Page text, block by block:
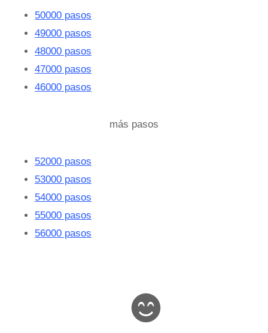
50000 pasos
49000 pasos
48000 pasos
47000 pasos
46000 pasos
más pasos
52000 pasos
53000 pasos
54000 pasos
55000 pasos
56000 pasos